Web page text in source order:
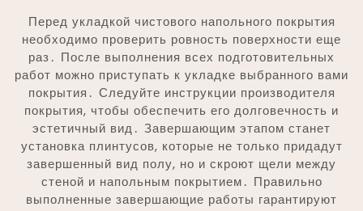
Перед укладкой чистового напольного покрытия
необходимо проверить ровность поверхности еще
раз․ После выполнения всех подготовительных
работ можно приступать к укладке выбранного вами
покрытия․ Следуйте инструкции производителя
покрытия, чтобы обеспечить его долговечность и
эстетичный вид․ Завершающим этапом станет
установка плинтусов, которые не только придадут
завершенный вид полу, но и скроют щели между
стеной и напольным покрытием․ Правильно
выполненные завершающие работы гарантируют